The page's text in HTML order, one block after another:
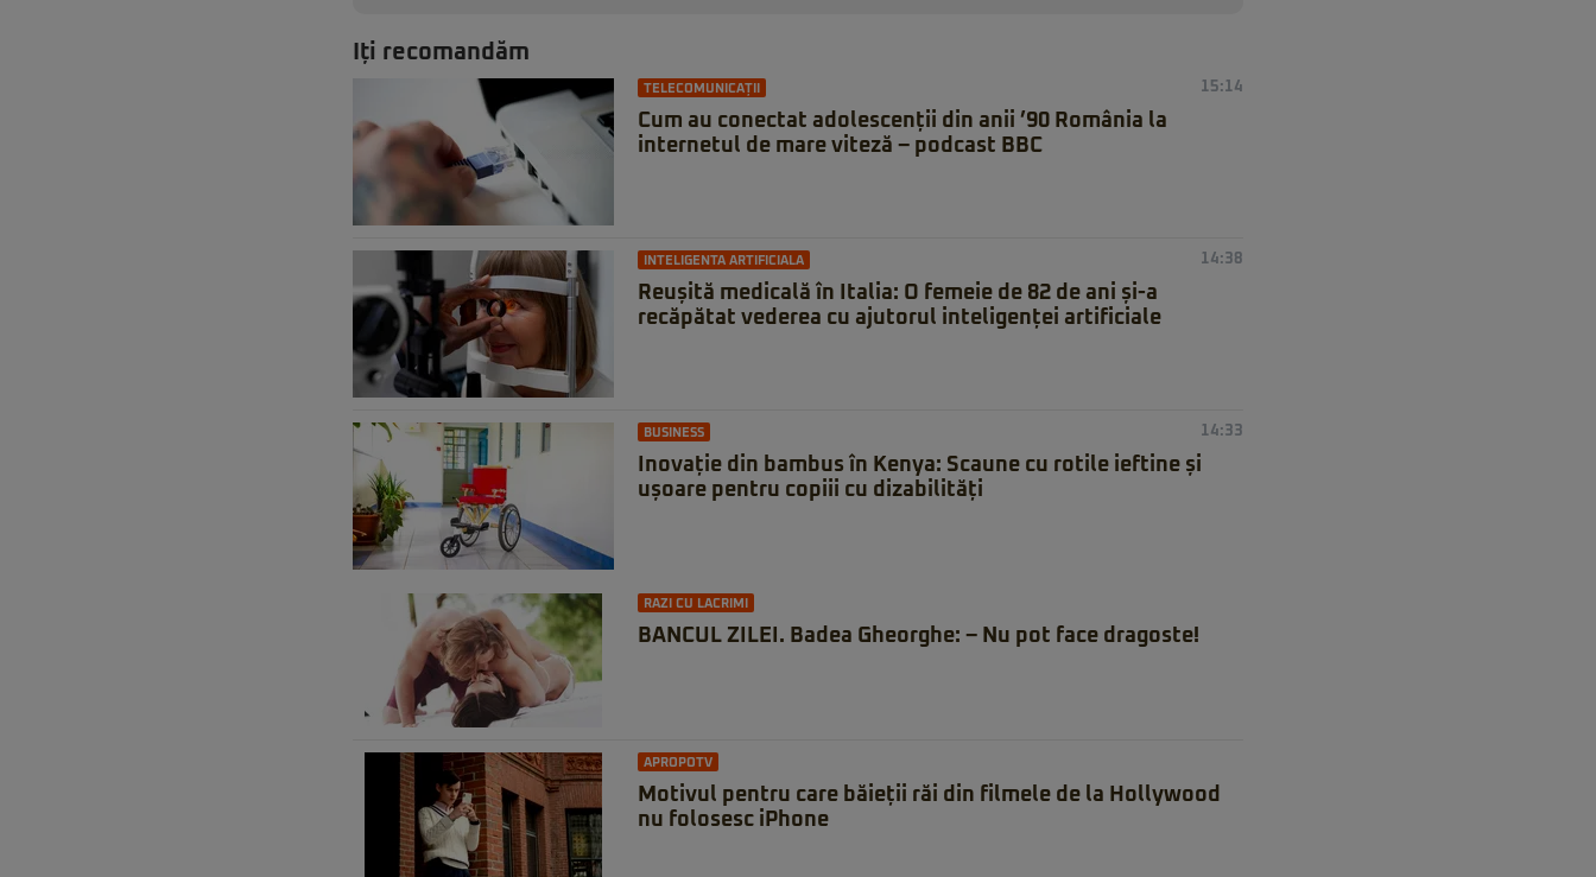
Iți recomandăm
TELECOMUNICAȚII 15:14
Cum au conectat adolescenții din anii ’90 România la
internetul de mare viteză – podcast BBC
INTELIGENTA ARTIFICIALA 14:38
Reușită medicală în Italia: O femeie de 82 de ani și-a
recăpătat vederea cu ajutorul inteligenței artificiale
BUSINESS 14:33
Inovație din bambus în Kenya: Scaune cu rotile ieftine și
ușoare pentru copiii cu dizabilități
RAZI CU LACRIMI
BANCUL ZILEI. Badea Gheorghe: – Nu pot face dragoste!
APROPOTV
Motivul pentru care băieții răi din filmele de la Hollywood
nu folosesc iPhone